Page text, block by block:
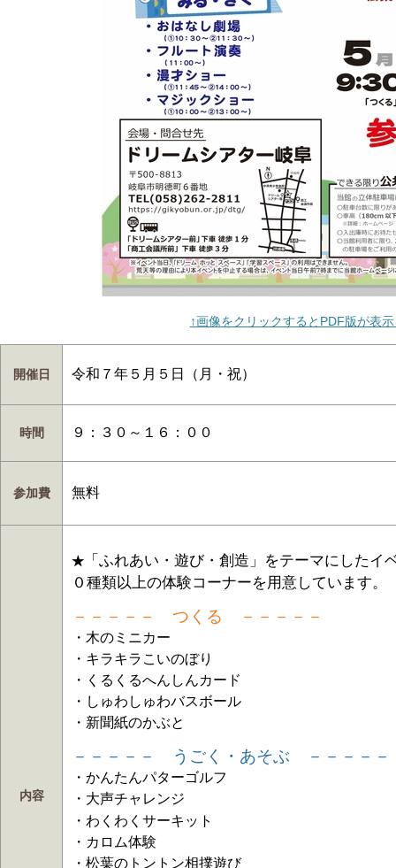
↑画像をクリックするとPDF版が表
開催日 令和７年５月５日（月・祝）
時間 ９：３０～１６：００
参加費 無料
内容
★
「ふれあい・遊び・創造」をテーマにした
０種類以上の体験コーナーを用意しています。
－－－－－ つくる －－－－－
・木のミニカー
・キラキラこいのぼり
・くるくるへんしんカード
・しゅわしゅわバスボール
・新聞紙のかぶと
－－－－－ うごく・あそぶ －－－－－
・かんたんパターゴルフ
・大声チャレンジ
・わくわくサーキット
・カロム体験
・松葉のトントン相撲遊び